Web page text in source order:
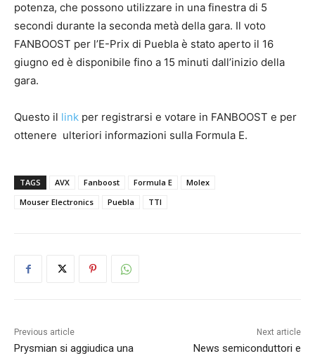
potenza, che possono utilizzare in una finestra di 5
secondi durante la seconda metà della gara. Il voto
FANBOOST per l’E-Prix di Puebla è stato aperto il 16
giugno ed è disponibile fino a 15 minuti dall’inizio della
gara.
Questo il link per registrarsi e votare in FANBOOST e per
ottenere ulteriori informazioni sulla Formula E.
TAGS AVX Fanboost Formula E
Molex
Mouser Electronics
Puebla TTI
Previous article
Prysmian si aggiudica una
Next article
News semiconduttori e